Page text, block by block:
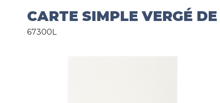
CARTE SIMPLE VERGÉ
67300L